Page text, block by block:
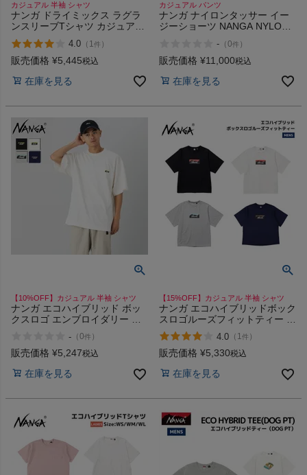
カジュアル 半袖 シャツ
ナンガ ドライミックス ラグラ
ンスリーブTシャツ カジュアル
半袖 シャツ 吸水速乾 UVケア
NANGA DRY MIX RAGLAN
SLEEVE TEE
4.0 （ 1件 ）
販売価格 ¥5,445税込
在庫を見る
カジュアル パンツ
ナンガ ナイロンタッサー イー
ジーショーツ NANGA NYLON
- （0件 ）
販売価格 ¥11,000税込
在庫を見る
【10%OFF】カジュアル 半袖 シャツ
ナンガ エコハイブリッド ボッ
クスロゴ エンブロイダリー テ
BOX LOGO EMBROIDERY
TEE
- （0件 ）
販売価格 ¥5,247税込
在庫を見る
【15%OFF】カジュアル 半袖 シャツ
ナンガ エコハイブリッドボック
スロゴルーズフィットティー カ
ジュアル 半袖 シャツ Tシャツ
ロゴT NANGA ECO HYBRID
BOX LOGO LOOSE FIT TEE
4.0 （ 1件 ）
販売価格 ¥5,330税込
在庫を見る